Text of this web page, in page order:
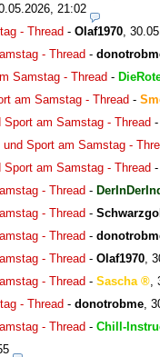
21:02
- Thread - Olaf1970
- Thread -
Samstag - Thread -
am Samstag - Thread -
Sport am Samstag - Thread -
und Sport am Samstag -
Sport am Samstag - Thread -
- Thread -
- Thread -
- Thread -
- Thread - Olaf1970
- Thread - Sascha
- Thread - donotrobme
- Thread - Chill-